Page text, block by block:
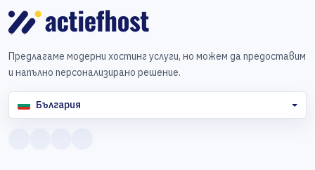
Предлагаме модерни хостинг услуги, но можем да предоставим
и напълно персонализирано решение.
България